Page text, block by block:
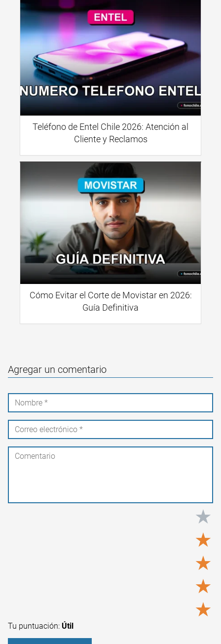
Teléfono de Entel Chile 2026: Atención al
Cliente y Reclamos
Cómo Evitar el Corte de Movistar en 2026:
Guía Definitiva
Agregar un comentario
★
★
★
★
★
Tu puntuación: Útil